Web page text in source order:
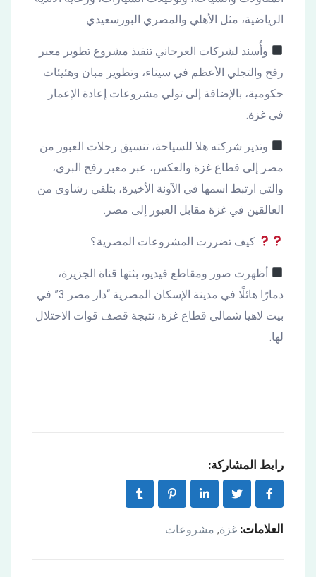
الرياضية، مثل الأهلي والمصري البورسعيدي.
وأُسند لشركات العرجاني تنفيذ مشروع تطوير معبر
رفح والتجلي الأعظم في سيناء، وتطوير مبان وهئيئات
حكومية، بالإضافة إلى تولي مشروعات إعادة الإعمار
في غزة.
وتدير شركته هلا للسياحة، تنسيق رحلات العبور من
مصر إلى قطاع غزة والعكس، عبر معبر رفح البري،
والتي ارتبط اسمها في الآونة الأخيرة، بتلقي رشاوى من
العالقين في غزة مقابل العبور إلى مصر.
كيف تضررت المشروعات المصرية؟
أظهرت صور ومقاطع فيديو، بثتها قناة الجزيرة،
دمارًا هائلًا في مدينة الإسكان المصرية “دار مصر 3” في
بيت لاهيا شمالي قطاع غزة، نتيجة قصف قوات الاحتلال
لها.
رابط المشاركة:
العلامات: غزة, مشروعات